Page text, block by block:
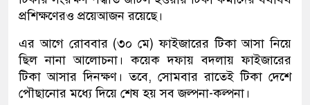
প্রশিক্ষণেরও প্রয়েআজন রয়েছে।
এর আগে রোববার (৩০ মে) ফাইজারের টিকা আসা নিয়ে
ছিল নানা আলোচনা। কয়েক দফায় বদলায় ফাইজারের
টিকা আসার দিনক্ষণ। তবে, সোমবার রাতেই টিকা দেশে
পৌছানোর মধ্যে দিয়ে শেষ হয় সব জল্পনা-কল্পনা।